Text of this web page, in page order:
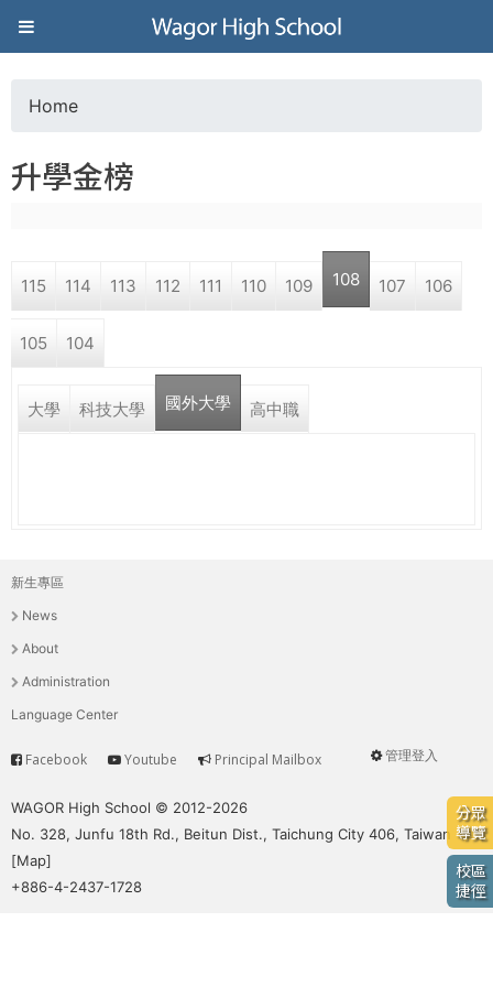
Jump to navigation
葳
格
高
學
培
養
具
國
移
動
的
世
界
公
o
a
r
e
r
e
Home
升學金榜
115 114 113 112 111 110 109 108 107 106
105 104
大學 科技大學 國外大學 高中職
分眾
導覽
校區
捷徑
主
選
單
新生專區
News
About
Administration
Language Center
User
管理登入
Service
Facebook Youtube Principal Mailbox
WAGOR High School © 2012-2026
No. 328, Junfu 18th Rd., Beitun Dist., Taichung City 406, Taiwan
[Map]
+886-4-2437-1728